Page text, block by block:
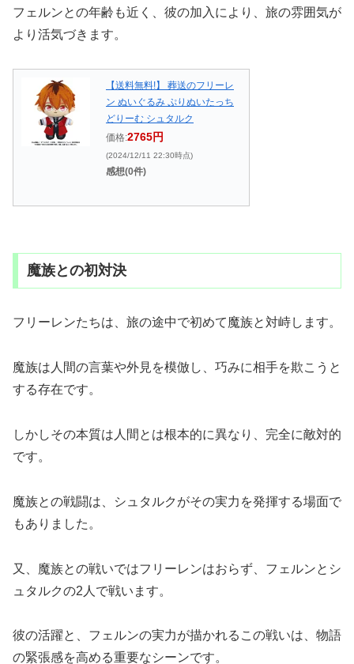
フェルンとの年齢も近く、彼の加入により、旅の雰囲気が
より活気づきます。
【送料無料!】 葬送のフリーレ
ン ぬいぐるみ ぷりぬいたっち
どりーむ シュタルク
価格:2765円
(2024/12/11 22:30時点)
感想(0件)
魔族との初対決
フリーレンたちは、旅の途中で初めて魔族と対峙します。
魔族は人間の言葉や外見を模倣し、巧みに相手を欺こうと
する存在です。
しかしその本質は人間とは根本的に異なり、完全に敵対的
です。
魔族との戦闘は、シュタルクがその実力を発揮する場面で
もありました。
又、魔族との戦いではフリーレンはおらず、フェルンとシ
ュタルクの2人で戦います。
彼の活躍と、フェルンの実力が描かれるこの戦いは、物語
の緊張感を高める重要なシーンです。